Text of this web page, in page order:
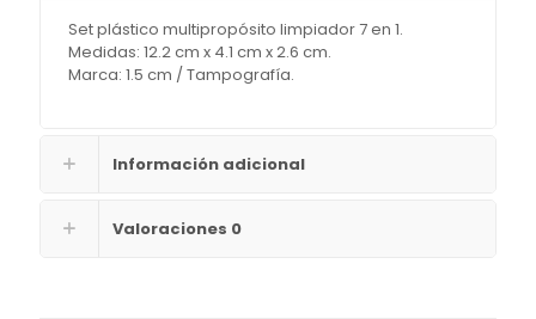
Set plástico multipropósito limpiador 7 en 1.
Medidas: 12.2 cm x 4.1 cm x 2.6 cm.
Marca: 1.5 cm / Tampografía.
Información adicional
Valoraciones 0